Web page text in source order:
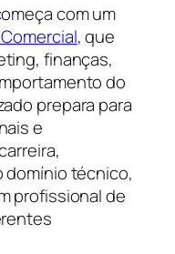
com um
, que
finanças,
do
prepara para
e
domínio técnico,
profissional de